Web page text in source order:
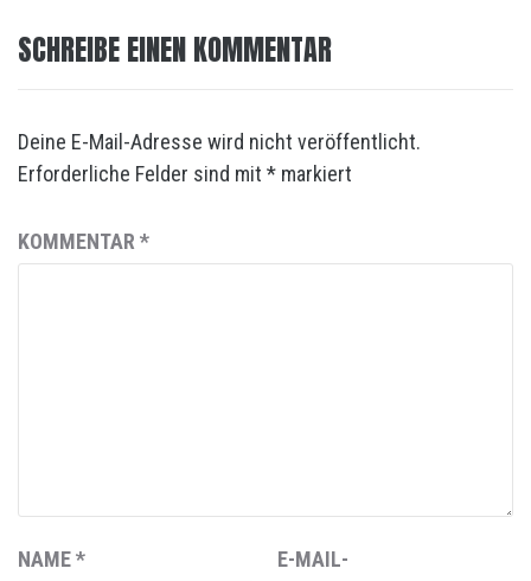
SCHREIBE EINEN KOMMENTAR
Deine E-Mail-Adresse wird nicht veröffentlicht.
Erforderliche Felder sind mit * markiert
KOMMENTAR*
NAME*
E-MAIL-